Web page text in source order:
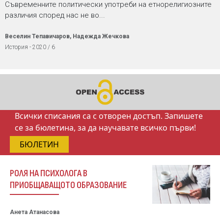
Съвременните политически употреби на етнорелигиозните
различия според нас не во...
Веселин Тепавичаров, Надежда Жечкова
История - 2020 / 6
Всички списания са с отворен достъп. Запишете
се за бюлетина, за да научавате всичко първи!
БЮЛЕТИН
РОЛЯ НА ПСИХОЛОГА В
ПРИОБЩАВАЩОТО ОБРАЗОВАНИЕ
Анета Атанасова